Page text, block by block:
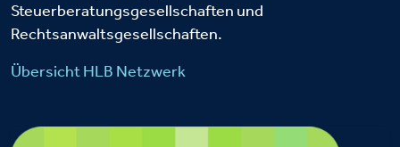
Steuerberatungsgesellschaften und
Rechtsanwaltsgesellschaften.
Übersicht HLB Netzwerk